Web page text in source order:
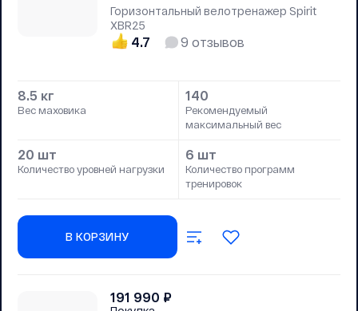
Горизонтальный велотренажер Spirit
XBR25
4.7 9 отзывов
8.5 кг
Вес маховика
140
Рекомендуемый
максимальный вес
20 шт
Количество уровней нагрузки
6 шт
Количество программ
тренировок
В КОРЗИНУ
191 990 ₽